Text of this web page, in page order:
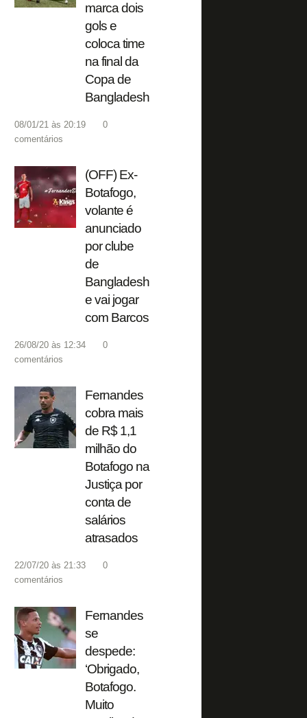
marca dois
gols e
coloca time
na final da
Copa de
Bangladesh
08/01/21 às 20:19
0
comentários
(OFF) Ex-
Botafogo,
volante é
anunciado
por clube
de
Bangladesh
e vai jogar
com Barcos
26/08/20 às 12:34
0
comentários
Fernandes
cobra mais
de R$ 1,1
milhão do
Botafogo na
Justiça por
conta de
salários
atrasados
22/07/20 às 21:33
0
comentários
Fernandes
se
despede:
‘Obrigado,
Botafogo.
Muito